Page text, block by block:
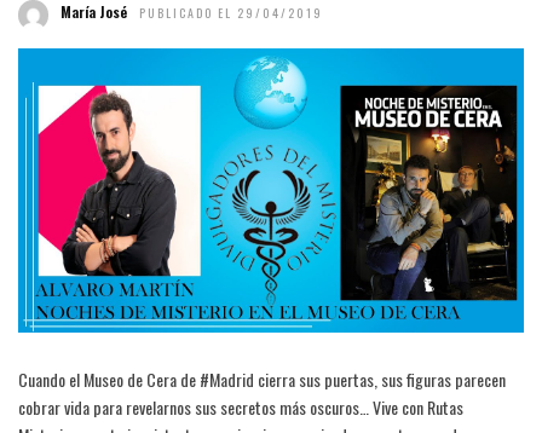
María José PUBLICADO EL 29/04/2019
Cuando el Museo de Cera de #Madrid cierra sus puertas, sus figuras parecen
cobrar vida para revelarnos sus secretos más oscuros… Vive con Rutas